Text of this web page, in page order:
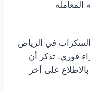
المعاملة
السكراب في الرياض
فوري. تذكر أن
على آخر